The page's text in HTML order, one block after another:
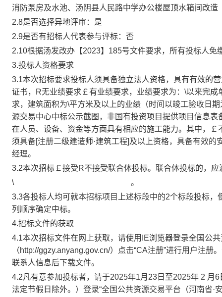
消防泵房及水池、汤阴县人民路中学办公楼屋顶水箱间改造
2.8是否选择异地评审：是
2.9是否有招标人代表参与评标：否
2.10根据汤发改办【2023】185号文件要求，所有投标人免
3.投标人资格要求
3.1本次招标要求投标人须具备独立法人资格， 具有有效的
证书，
R无业绩要求 ￡有业绩要求，业绩要求为： \以来完成
求，建筑面积为\平方米及以上的业绩（时间以竣工验收日
源交易中心中标公示截图，非国有投资项目提供项目信息表
在人员、设备、资金等方面具有相应的施工能力。其中，
￡
须具备[注册二级建造师·建筑工程]及以上资格，具备有效的
经理。
3.2本次招标￡接受R不接受联合体投标。联合体投标的，应
\ 。
3.3各投标人均可就本招标项目上述标段中的2个标段投标，
列顺序确定中标。
4.招标文件的获取
4.1本次招标文件在网上获取，请使用IE浏览器登录全国公
（http://ggzy.anyang.gov.cn/）点击“CA注册”进行用户注
联系人信息后下载文件。
4.2凡有意参加投标者，请于2025年1月 23 日至2025年 2 月 6
法定节假日除外。）登录“全国公共资源交易平台（河南省·